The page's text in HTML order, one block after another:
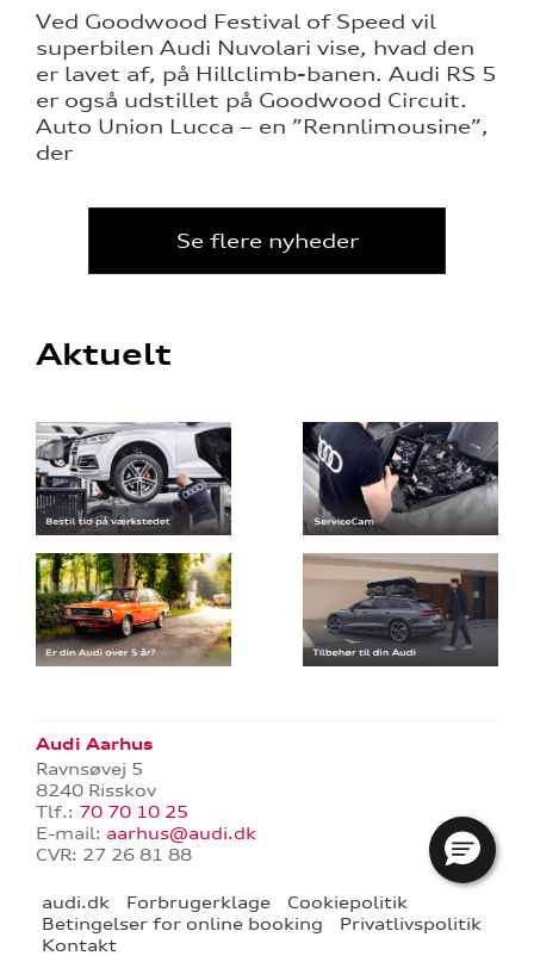
Ved Goodwood Festival of Speed vil
superbilen Audi Nuvolari vise, hvad den
er lavet af, på Hillclimb-banen. Audi RS 5
er også udstillet på Goodwood Circuit.
Auto Union Lucca – en ”Rennlimousine”,
der
Se flere nyheder
Aktuelt
Audi Aarhus
Ravnsøvej 5
8240 Risskov
Tlf.: 70 70 10 25
E-mail: aarhus@audi.dk
CVR: 27 26 81 88
audi.dk Forbrugerklage
Cookiepolitik
Betingelser for online booking
Privatlivspolitik
Kontakt